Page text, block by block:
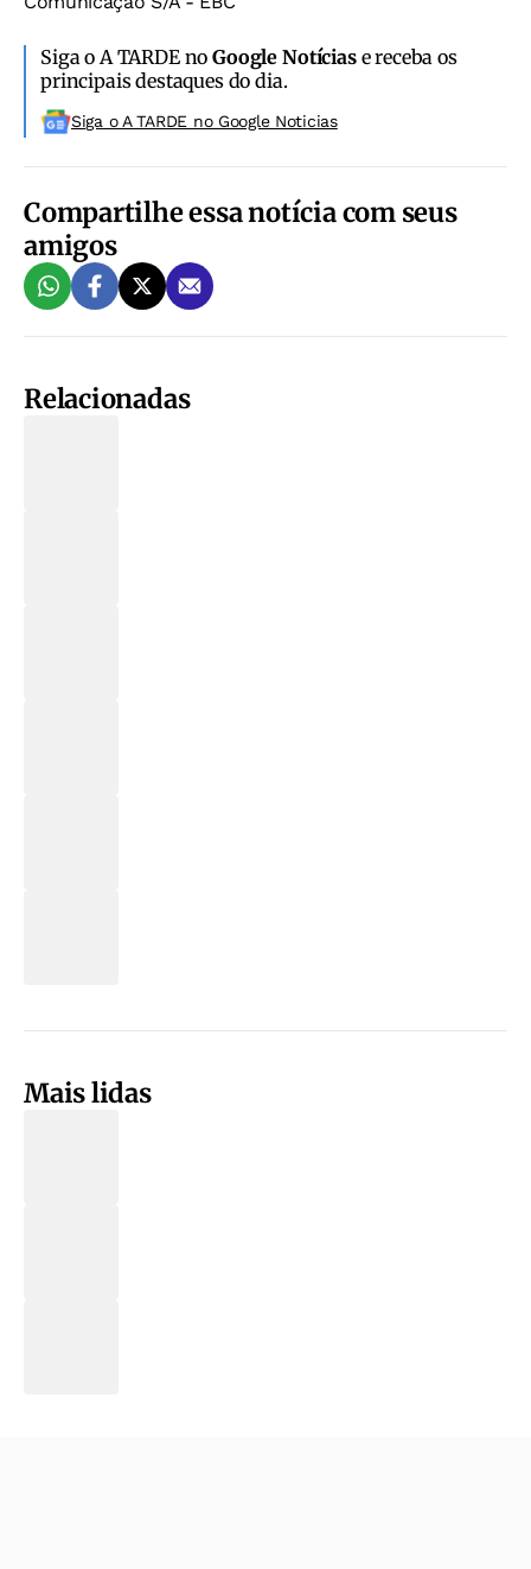
Siga o A TARDE noGoogle Notíciase receba os
principais destaques do dia.
Siga o A TARDE no Google Noticias
Compartilhe essa notícia com seus
amigos
Relacionadas
Mais lidas